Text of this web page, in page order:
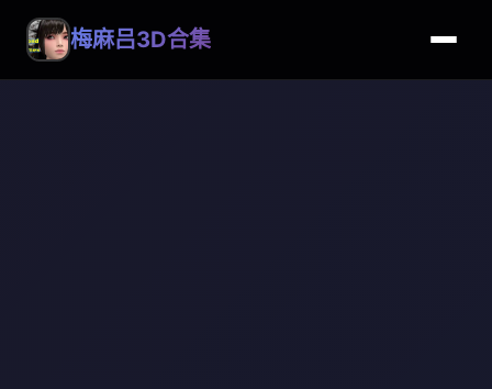
梅麻吕3D合集